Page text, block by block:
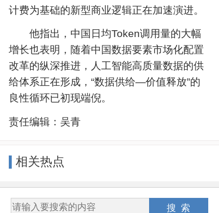
计费为基础的新型商业逻辑正在加速演进。
他指出，中国日均Token调用量的大幅
增长也表明，随着中国数据要素市场化配置
改革的纵深推进，人工智能高质量数据的供
给体系正在形成，“数据供给—价值释放”的
良性循环已初现端倪。
责任编辑： 吴青
相关热点